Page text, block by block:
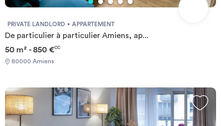
PRIVATE LANDLORD APPARTEMENT
De particulier à particulier Amiens, ap...
50 m² - 850 €CC
80000 Amiens